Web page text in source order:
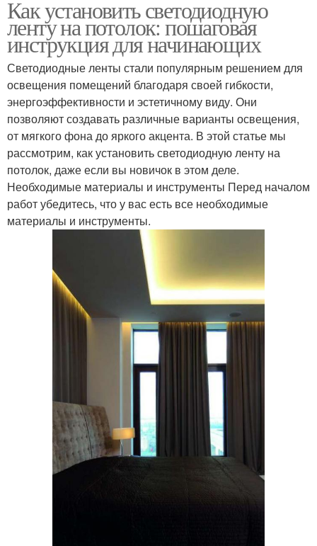
Как установить светодиодную
ленту на потолок: пошаговая
инструкция для начинающих
Светодиодные ленты стали популярным решением для
освещения помещений благодаря своей гибкости,
энергоэффективности и эстетичному виду. Они
позволяют создавать различные варианты освещения,
от мягкого фона до яркого акцента. В этой статье мы
рассмотрим, как установить светодиодную ленту на
потолок, даже если вы новичок в этом деле.
Необходимые материалы и инструменты Перед началом
работ убедитесь, что у вас есть все необходимые
материалы и инструменты.